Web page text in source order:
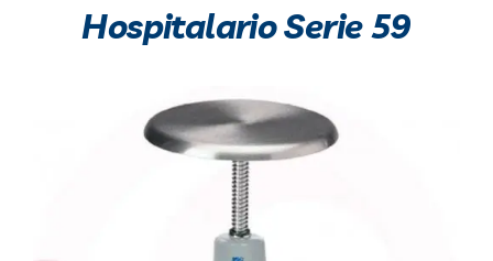
Hospitalario Serie 59